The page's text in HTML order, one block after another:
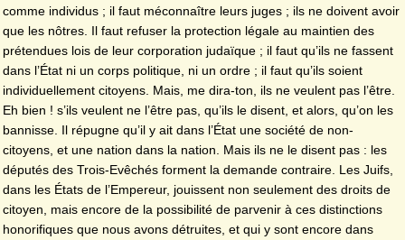
comme individus ; il faut méconnaître leurs juges ; ils ne doivent avoir
que les nôtres. Il faut refuser la protection légale au maintien des
prétendues lois de leur corporation judaïque ; il faut qu’ils ne fassent
dans l’État ni un corps politique, ni un ordre ; il faut qu’ils soient
individuellement citoyens. Mais, me dira-ton, ils ne veulent pas l’être.
Eh bien ! s’ils veulent ne l’être pas, qu’ils le disent, et alors, qu’on les
bannisse. Il répugne qu’il y ait dans l’État une société de non-
citoyens, et une nation dans la nation. Mais ils ne le disent pas : les
députés des Trois-Evêchés forment la demande contraire. Les Juifs,
dans les États de l’Empereur, jouissent non seulement des droits de
citoyen, mais encore de la possibilité de parvenir à ces distinctions
honorifiques que nous avons détruites, et qui y sont encore dans